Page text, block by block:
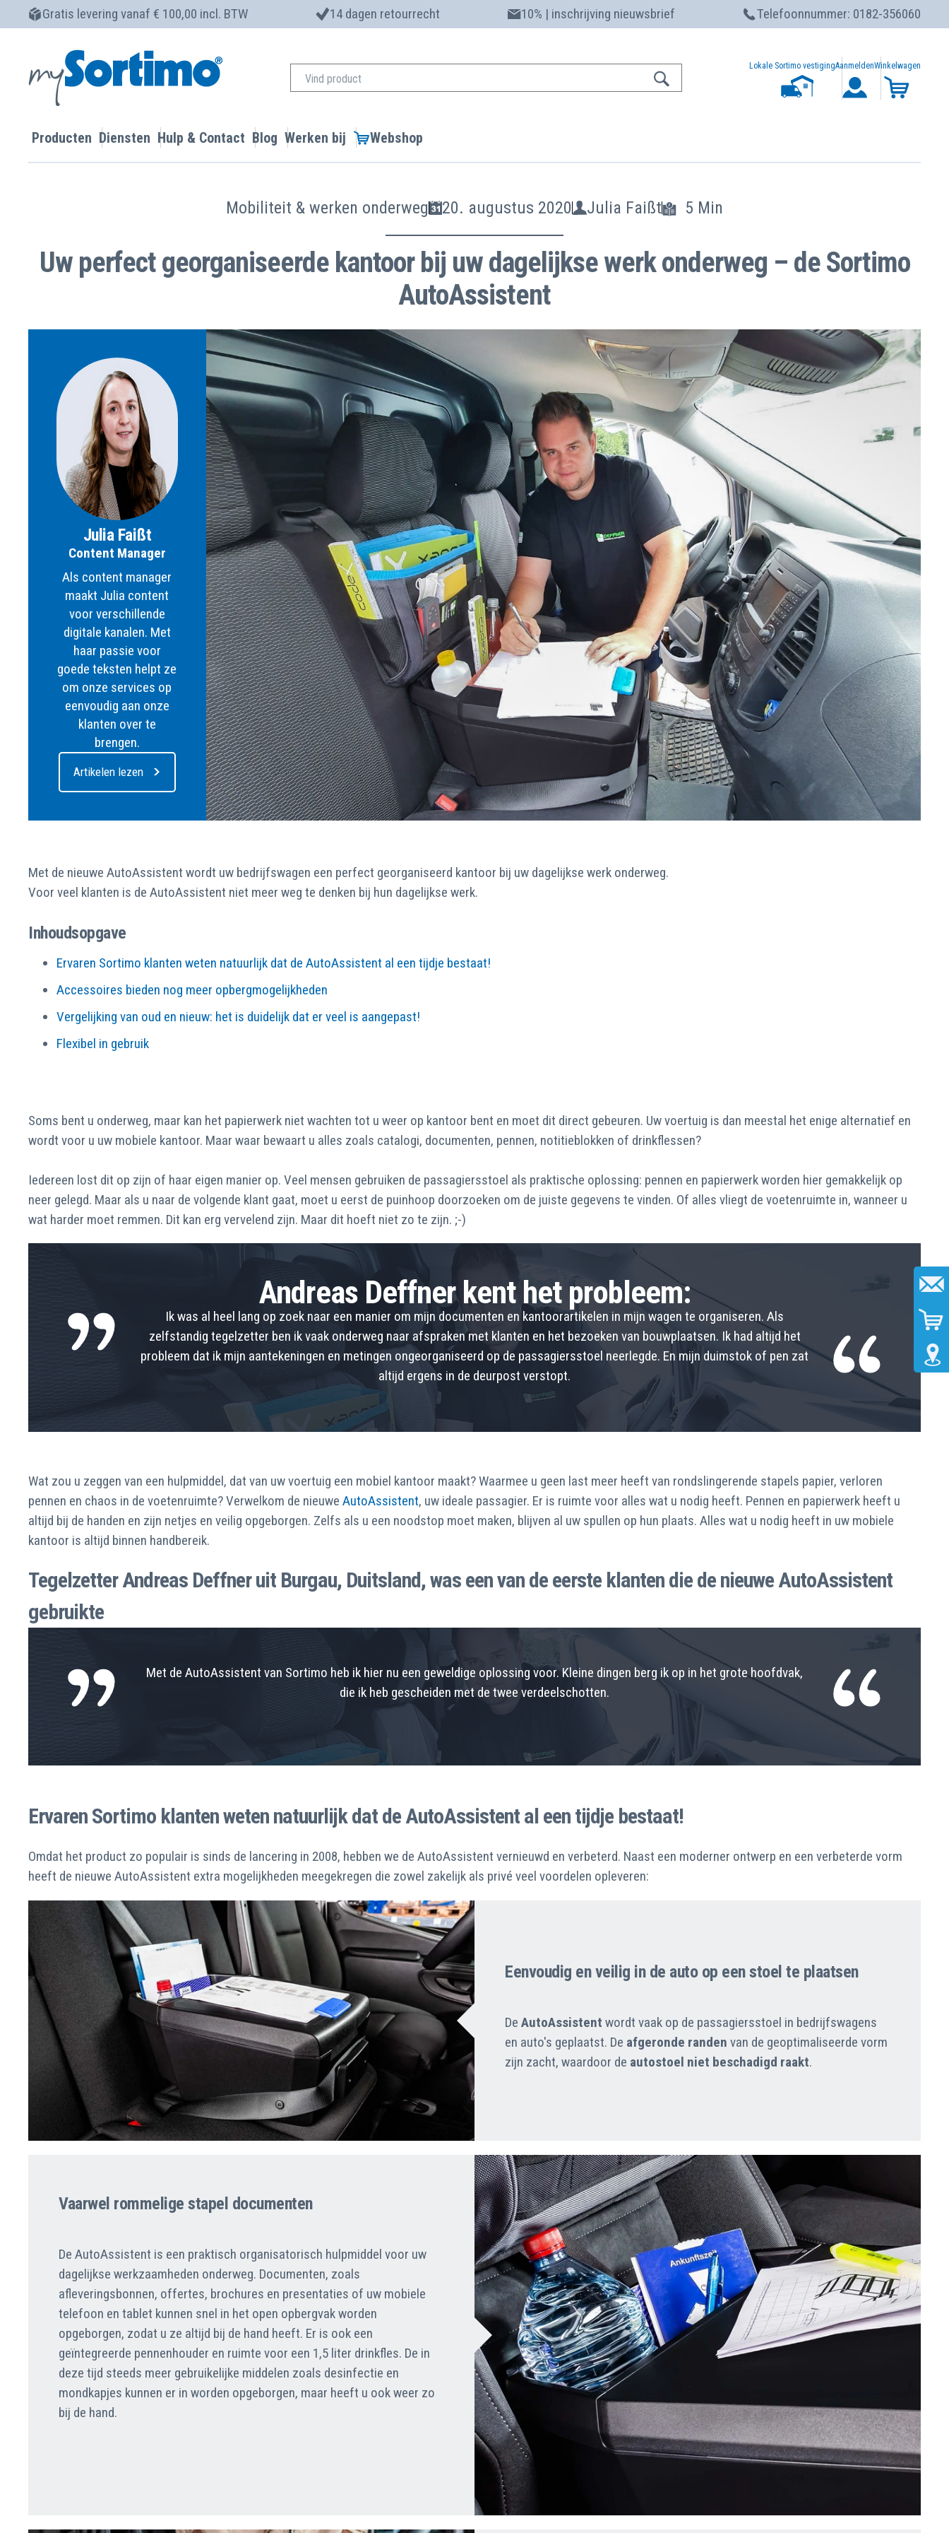
Gratis levering vanaf € 100,00 incl. BTW 14 dagen retourrecht 10% | inschrijving nieuwsbrief Telefoonnummer: 0182-356060
Lokale Sortimo vestigingAanmeldenWinkelwagen
Producten Diensten Hulp & Contact Blog Werken bij Webshop
Mobiliteit & werken onderweg 20. augustus 2020 Julia Faißt 5 Min
Uw perfect georganiseerde kantoor bij uw dagelijkse werk onderweg – de Sortimo
AutoAssistent
Julia Faißt
Content Manager
Als content manager
maakt Julia content
voor verschillende
digitale kanalen. Met
haar passie voor
goede teksten helpt ze
om onze services op
eenvoudig aan onze
klanten over te
brengen.
Artikelen lezen
Met de nieuwe AutoAssistent wordt uw bedrijfswagen een perfect georganiseerd kantoor bij uw dagelijkse werk onderweg.
Voor veel klanten is de AutoAssistent niet meer weg te denken bij hun dagelijkse werk.
Inhoudsopgave
Ervaren Sortimo klanten weten natuurlijk dat de AutoAssistent al een tijdje bestaat!
Accessoires bieden nog meer opbergmogelijkheden
Vergelijking van oud en nieuw: het is duidelijk dat er veel is aangepast!
Flexibel in gebruik
Soms bent u onderweg, maar kan het papierwerk niet wachten tot u weer op kantoor bent en moet dit direct gebeuren. Uw voertuig is dan meestal het enige alternatief en
wordt voor u uw mobiele kantoor. Maar waar bewaart u alles zoals catalogi, documenten, pennen, notitieblokken of drinkflessen?
Iedereen lost dit op zijn of haar eigen manier op. Veel mensen gebruiken de passagiersstoel als praktische oplossing: pennen en papierwerk worden hier gemakkelijk op
neer gelegd. Maar als u naar de volgende klant gaat, moet u eerst de puinhoop doorzoeken om de juiste gegevens te vinden. Of alles vliegt de voetenruimte in, wanneer u
wat harder moet remmen. Dit kan erg vervelend zijn. Maar dit hoeft niet zo te zijn. ;-)
Andreas Deffner kent het probleem:
Ik was al heel lang op zoek naar een manier om mijn documenten en kantoorartikelen in mijn wagen te organiseren. Als
zelfstandig tegelzetter ben ik vaak onderweg naar afspraken met klanten en het bezoeken van bouwplaatsen. Ik had altijd het
probleem dat ik mijn aantekeningen en metingen ongeorganiseerd op de passagiersstoel neerlegde. En mijn duimstok of pen zat
altijd ergens in de deurpost verstopt.
Wat zou u zeggen van een hulpmiddel, dat van uw voertuig een mobiel kantoor maakt? Waarmee u geen last meer heeft van rondslingerende stapels papier, verloren
pennen en chaos in de voetenruimte? Verwelkom de nieuwe AutoAssistent, uw ideale passagier. Er is ruimte voor alles wat u nodig heeft. Pennen en papierwerk heeft u
altijd bij de handen en zijn netjes en veilig opgeborgen. Zelfs als u een noodstop moet maken, blijven al uw spullen op hun plaats. Alles wat u nodig heeft in uw mobiele
kantoor is altijd binnen handbereik.
Tegelzetter Andreas Deffner uit Burgau, Duitsland, was een van de eerste klanten die de nieuwe AutoAssistent
gebruikte
Met de AutoAssistent van Sortimo heb ik hier nu een geweldige oplossing voor. Kleine dingen berg ik op in het grote hoofdvak,
die ik heb gescheiden met de twee verdeelschotten.
Ervaren Sortimo klanten weten natuurlijk dat de AutoAssistent al een tijdje bestaat!
Omdat het product zo populair is sinds de lancering in 2008, hebben we de AutoAssistent vernieuwd en verbeterd. Naast een moderner ontwerp en een verbeterde vorm
heeft de nieuwe AutoAssistent extra mogelijkheden meegekregen die zowel zakelijk als privé veel voordelen opleveren:
Eenvoudig en veilig in de auto op een stoel te plaatsen
De AutoAssistent wordt vaak op de passagiersstoel in bedrijfswagens
en auto's geplaatst. De afgeronde randen van de geoptimaliseerde vorm
zijn zacht, waardoor de autostoel niet beschadigd raakt.
Vaarwel rommelige stapel documenten
De AutoAssistent is een praktisch organisatorisch hulpmiddel voor uw
dagelijkse werkzaamheden onderweg. Documenten, zoals
afleveringsbonnen, offertes, brochures en presentaties of uw mobiele
telefoon en tablet kunnen snel in het open opbergvak worden
opgeborgen, zodat u ze altijd bij de hand heeft. Er is ook een
geïntegreerde pennenhouder en ruimte voor een 1,5 liter drinkfles. De in
deze tijd steeds meer gebruikelijke middelen zoals desinfectie en
mondkapjes kunnen er in worden opgeborgen, maar heeft u ook weer zo
bij de hand.